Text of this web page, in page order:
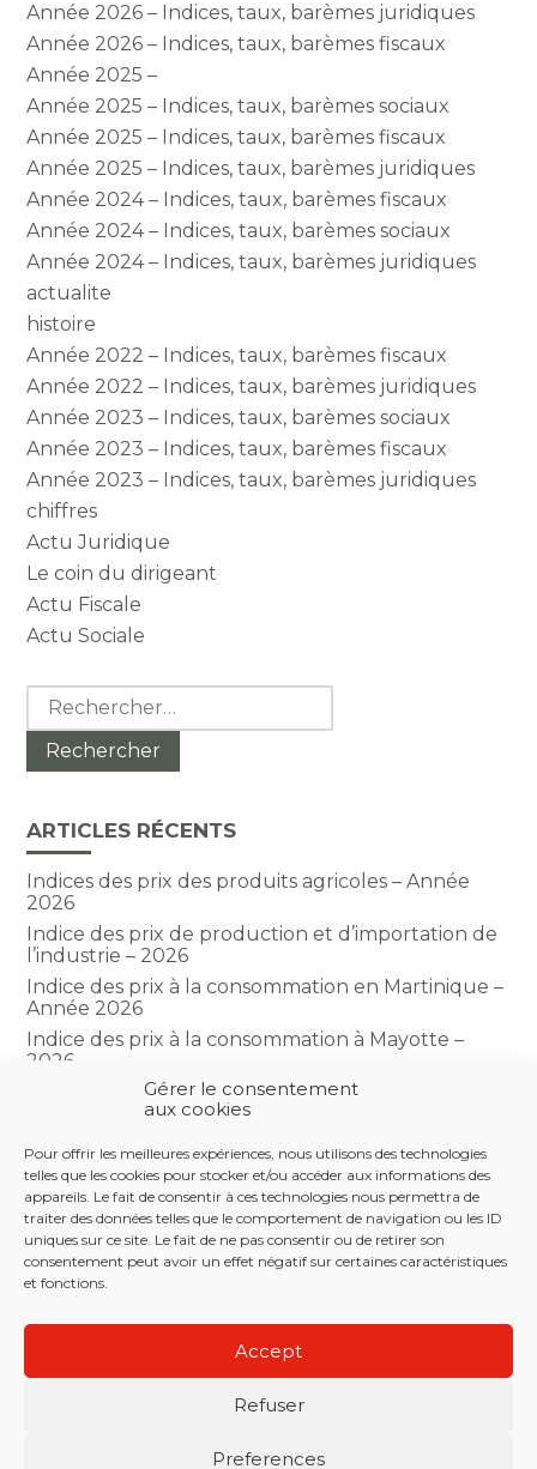
Gérer le consentement
aux cookies
Pour offrir les meilleures expériences, nous utilisons des technologies
telles que les cookies pour stocker et/ou accéder aux informations des
appareils. Le fait de consentir à ces technologies nous permettra de
traiter des données telles que le comportement de navigation ou les ID
uniques sur ce site. Le fait de ne pas consentir ou de retirer son
consentement peut avoir un effet négatif sur certaines caractéristiques
et fonctions.
Accept
Refuser
Preferences
Année 2026 – Indices, taux, barèmes juridiques
Année 2026 – Indices, taux, barèmes fiscaux
Année 2025 –
Année 2025 – Indices, taux, barèmes sociaux
Année 2025 – Indices, taux, barèmes fiscaux
Année 2025 – Indices, taux, barèmes juridiques
Année 2024 – Indices, taux, barèmes fiscaux
Année 2024 – Indices, taux, barèmes sociaux
Année 2024 – Indices, taux, barèmes juridiques
actualite
histoire
Année 2022 – Indices, taux, barèmes fiscaux
Année 2022 – Indices, taux, barèmes juridiques
Année 2023 – Indices, taux, barèmes sociaux
Année 2023 – Indices, taux, barèmes fiscaux
Année 2023 – Indices, taux, barèmes juridiques
chiffres
Actu Juridique
Le coin du dirigeant
Actu Fiscale
Actu Sociale
Rechercher :
ARTICLES RÉCENTS
Indices des prix des produits agricoles – Année
2026
Indice des prix de production et d’importation de
l’industrie – 2026
Indice des prix à la consommation en Martinique –
Année 2026
Indice des prix à la consommation à Mayotte –
2026
Indice du climat des affaires dans le BTP – Année
COMMENTAIRES RÉCENTS
Footer
LE CABINET NOS SERVICES
NOS OUTILS
RECRUTEMENT